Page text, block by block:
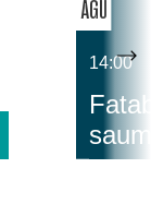
ÁGÚ
14:00